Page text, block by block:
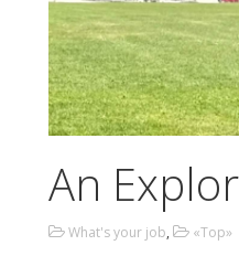
An
What's your job, «Top»